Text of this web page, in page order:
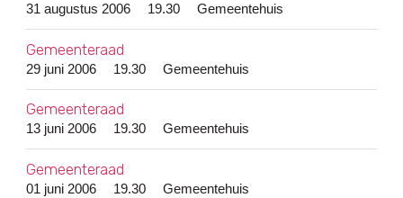
31 augustus 2006 19.30 Gemeentehuis
Gemeenteraad
29 juni 2006 19.30 Gemeentehuis
Gemeenteraad
13 juni 2006 19.30 Gemeentehuis
Gemeenteraad
01 juni 2006 19.30 Gemeentehuis